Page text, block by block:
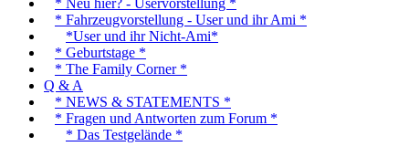
* Neu hier? - Uservorstellung *
* Fahrzeugvorstellung - User und ihr Ami *
*User und ihr Nicht-Ami*
* Geburtstage *
* The Family Corner *
Q & A
* NEWS & STATEMENTS *
* Fragen und Antworten zum Forum *
* Das Testgelände *